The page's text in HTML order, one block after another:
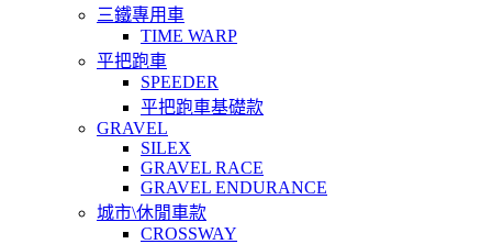
三鐵專用車
TIME WARP
平把跑車
SPEEDER
平把跑車基礎款
GRAVEL
SILEX
GRAVEL RACE
GRAVEL ENDURANCE
城市\休閒車款
CROSSWAY